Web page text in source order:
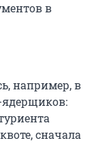
в
например, в
сначала